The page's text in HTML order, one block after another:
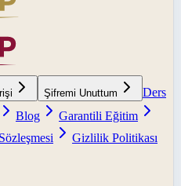
Şifremi Unuttum
Ders
Blog
Garantili Eğitim
Gizlilik Politikası